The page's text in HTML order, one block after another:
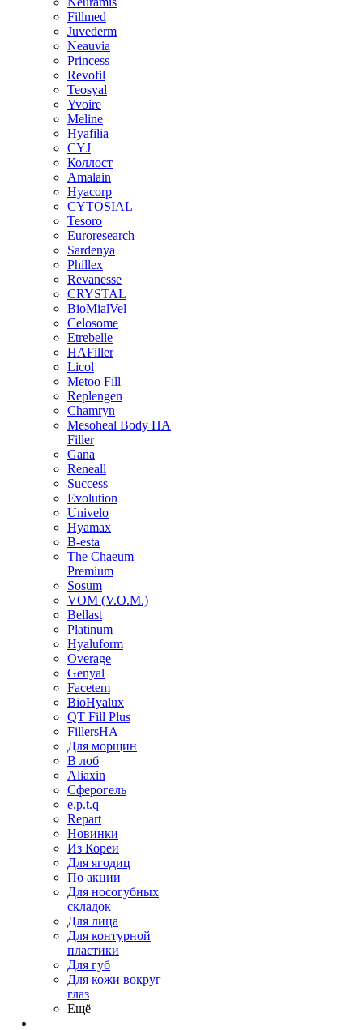
Fillmed
Juvederm
Neauvia
Princess
Revofil
Teosyal
Yvoire
Meline
Hyafilia
CYJ
Коллост
Amalain
Hyacorp
CYTOSIAL
Tesoro
Euroresearch
Sardenya
Phillex
Revanesse
CRYSTAL
BioMialVel
Celosome
Etrebelle
HAFiller
Licol
Metoo Fill
Replengen
Chamryn
Mesoheal Body HA
Filler
Gana
Reneall
Success
Evolution
Univelo
Hyamax
B-esta
The Chaeum
Premium
Sosum
VOM (V.O.M.)
Bellast
Platinum
Hyaluform
Overage
Genyal
Facetem
BioHyalux
QT Fill Plus
FillersHA
Для морщин
В лоб
Aliaxin
Сферогель
e.p.t.q
Repart
Новинки
Из Кореи
Для ягодиц
По акции
Для носогубных
складок
Для лица
Для контурной
пластики
Для губ
Для кожи вокруг
глаз
Ещё